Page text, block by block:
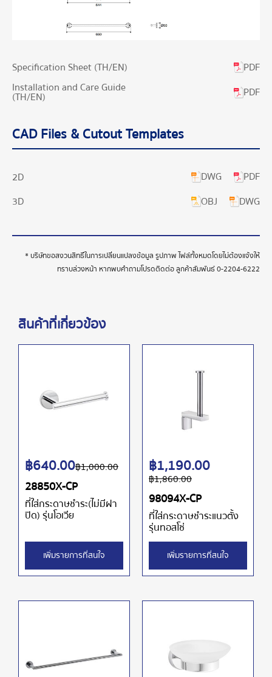
Specification Sheet (TH/EN)
PDF
Installation and Care Guide
(TH/EN) PDF
CAD Files & Cutout Templates
2D DWG
PDF
3D
OBJ DWG
* บริษัทขอสงวนสิทธิ์ในการเปลี่ยนแปลงข้อมูล รูปภาพ ไฟล์ทั้งหมดโดยไม่ต้องแจ้งให้
ทราบล่วงหน้า หากพบคำถามโปรดติดต่อ ลูกค้าสัมพันธ์0-2204-6222
สินค้าที่เกี่ยวข้อง
28850X-CP
ที่ใส่กระดาษชำระ(ไม่มีฝา
ปิด) รุ่นโอเวีย
฿1,000.00
฿640.00
เพิ่มรายการที่สนใจ
98094X-CP
ที่ใส่กระดาษชำระแนวตั้ง
รุ่นทอสโซ่
฿1,860.00
฿1,190.00
เพิ่มรายการที่สนใจ